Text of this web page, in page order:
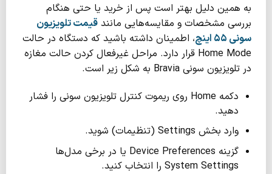
به همین دلیل بهتر است پس از خرید یا حتی هنگام
بررسی مشخصات و مقایسه‌هایی مانند قیمت تلویزیون
سونی ۵۵ اینچ
، اطمینان داشته باشید که دستگاه در حالت
Home Mode قرار دارد. مراحل غیرفعال کردن حالت مغازه
در تلویزیون سونی Bravia به شکل زیر است.
دکمه Home روی ریموت کنترل تلویزیون سونی را فشار
دهید.
وارد بخش Settings (تنظیمات) شوید.
گزینه Device Preferences یا در برخی مدل‌ها
System Settings را انتخاب کنید.